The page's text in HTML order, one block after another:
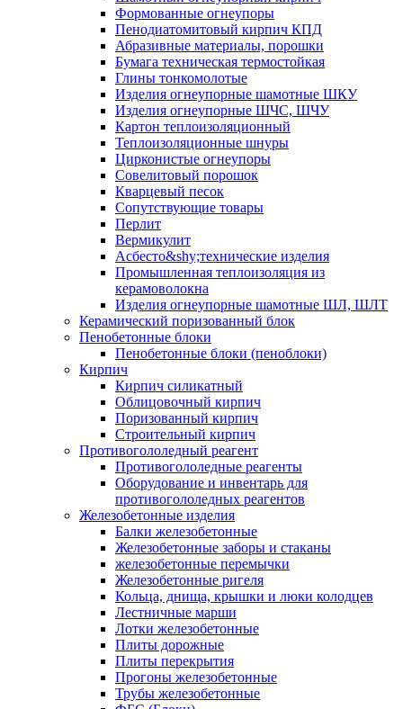
Формованные огнеупоры
Пенодиатомитовый кирпич КПД
Абразивные материалы, порошки
Бумага техническая термостойкая
Глины тонкомолотые
Изделия огнеупорные шамотные ШКУ
Изделия огнеупорные ШЧС, ШЧУ
Картон теплоизоляционный
Теплоизоляционные шнуры
Цирконистые огнеупоры
Совелитовый порошок
Кварцевый песок
Сопутствующие товары
Перлит
Вермикулит
Асбесто&shy;технические изделия
Промышленная теплоизоляция из
керамоволокна
Изделия огнеупорные шамотные ШЛ, ШЛТ
Керамический поризованный блок
Пенобетонные блоки
Пенобетонные блоки (пеноблоки)
Кирпич
Кирпич силикатный
Облицовочный кирпич
Поризованный кирпич
Строительный кирпич
Противогололедный реагент
Противогололедные реагенты
Оборудование и инвентарь для
противогололедных реагентов
Железобетонные изделия
Балки железобетонные
Железобетонные заборы и стаканы
железобетонные перемычки
Железобетонные ригеля
Кольца, днища, крышки и люки колодцев
Лестничные марши
Лотки железобетонные
Плиты дорожные
Плиты перекрытия
Прогоны железобетонные
Трубы железобетонные